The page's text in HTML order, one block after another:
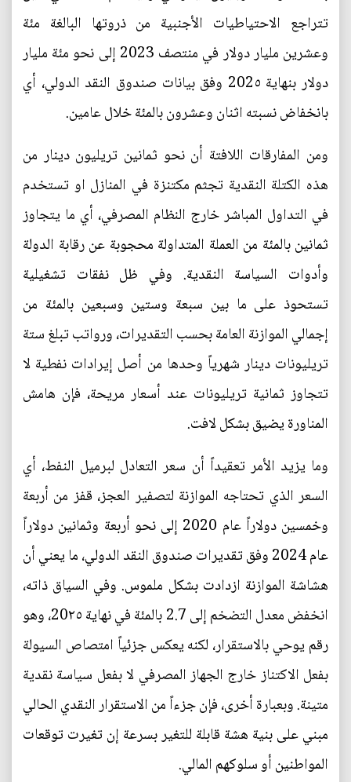
تتراجع الاحتياطيات الأجنبية من ذروتها البالغة مئة
وعشرين مليار دولار في منتصف 2023 إلى نحو مئة مليار
دولار بنهاية 202٥ وفق بيانات صندوق النقد الدولي، أي
بانخفاض نسبته اثنان وعشرون بالمئة خلال عامين.
ومن المفارقات اللافتة أن نحو ثمانين تريليون دينار من
هذه الكتلة النقدية تجثم مكتنزة في المنازل او تستخدم
في التداول المباشر خارج النظام المصرفي، أي ما يتجاوز
ثمانين بالمئة من العملة المتداولة محجوبة عن رقابة الدولة
وأدوات السياسة النقدية. وفي ظل نفقات تشغيلية
تستحوذ على ما بين سبعة وستين وسبعين بالمئة من
إجمالي الموازنة العامة بحسب التقديرات، ورواتب تبلغ ستة
تريليونات دينار شهرياً وحدها من أصل إيرادات نفطية لا
تتجاوز ثمانية تريليونات عند أسعار مريحة، فإن هامش
المناورة يضيق بشكل لافت.
وما يزيد الأمر تعقيداً أن سعر التعادل لبرميل النفط، أي
السعر الذي تحتاجه الموازنة لتصفير العجز، قفز من أربعة
وخمسين دولاراً عام 2020 إلى نحو أربعة وثمانين دولاراً
عام 2024 وفق تقديرات صندوق النقد الدولي، ما يعني أن
هشاشة الموازنة ازدادت بشكل ملموس. وفي السياق ذاته،
انخفض معدل التضخم إلى 2.7 بالمئة في نهاية 20٢٥، وهو
رقم يوحي بالاستقرار، لكنه يعكس جزئياً امتصاص السيولة
بفعل الاكتناز خارج الجهاز المصرفي لا بفعل سياسة نقدية
متينة. وبعبارة أخرى، فإن جزءاً من الاستقرار النقدي الحالي
مبني على بنية هشة قابلة للتغير بسرعة إن تغيرت توقعات
المواطنين أو سلوكهم المالي.